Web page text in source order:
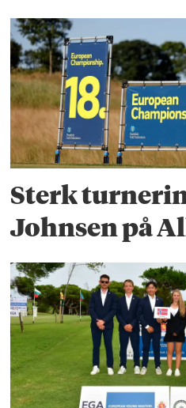
Sterk
Johnsen på